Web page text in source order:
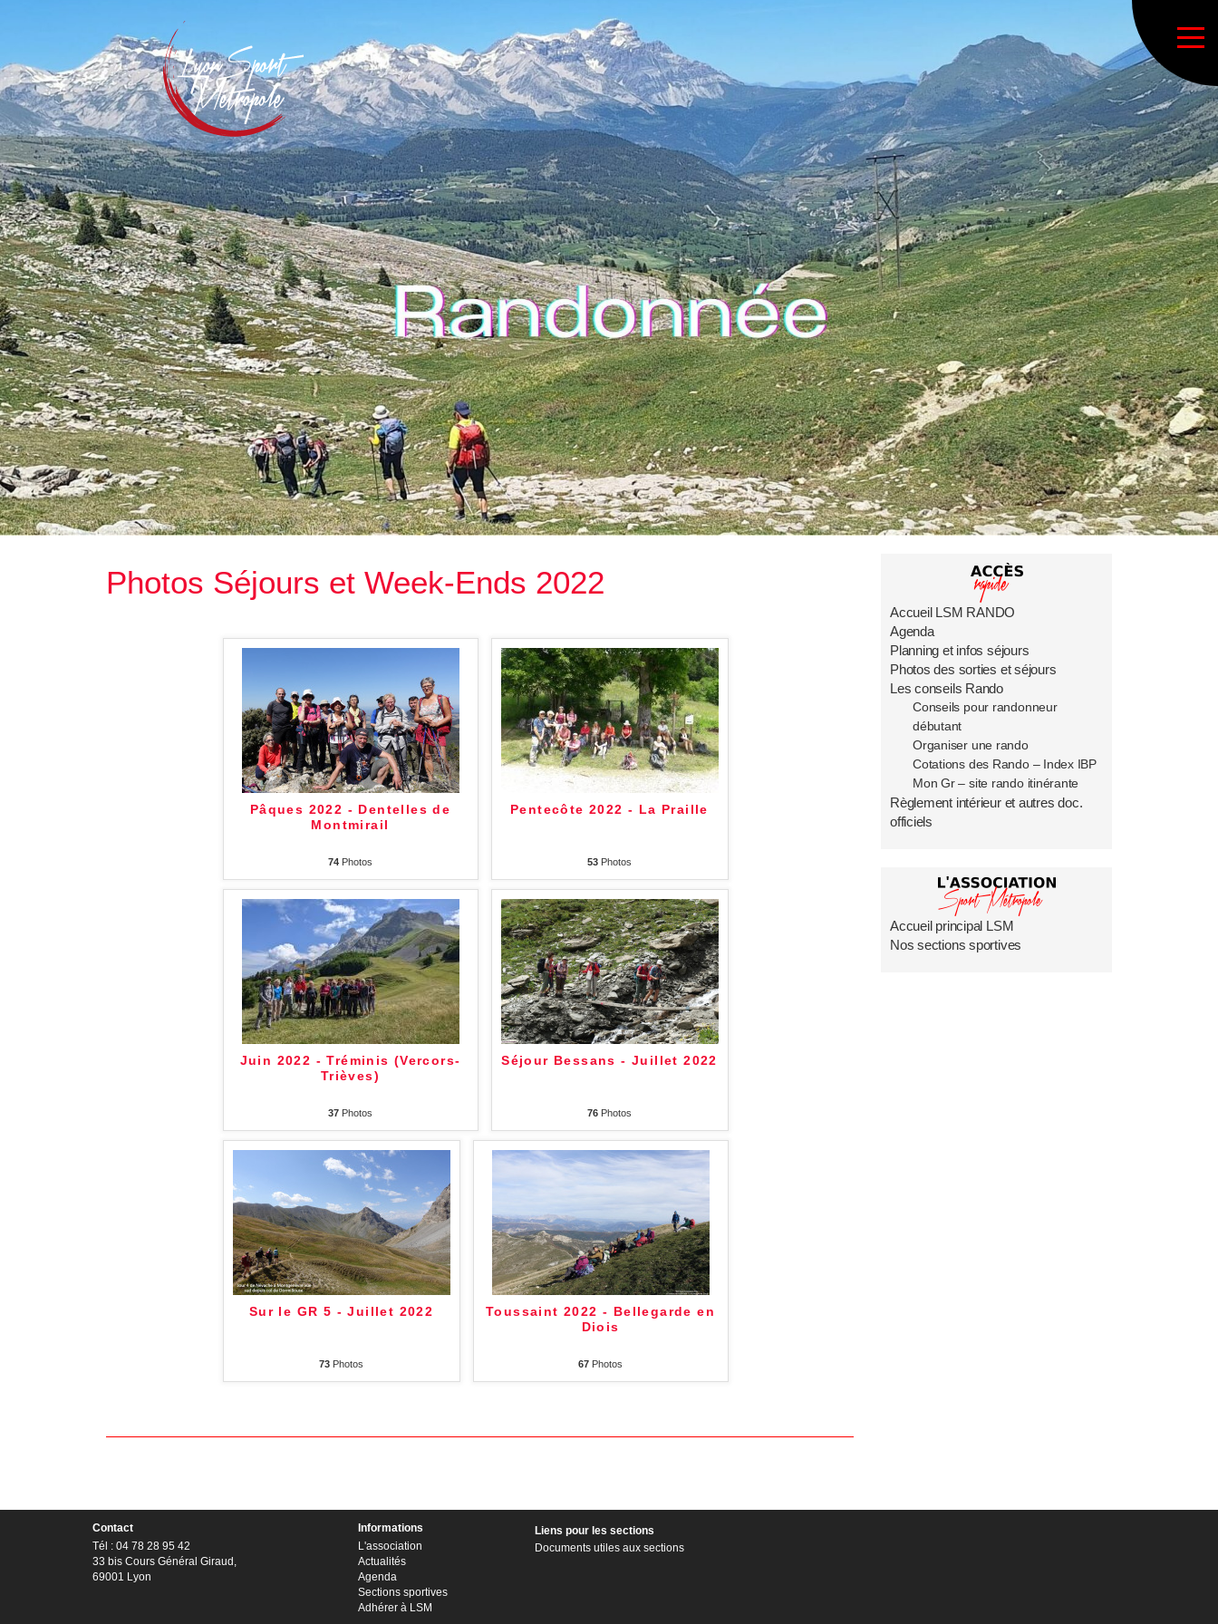
Accueil LSM RANDO
Agenda
Planning et infos séjours
Photos des sorties et séjours
Les conseils Rando
Conseils pour randonneur débutant
Organiser une rando
Cotations des Rando – Index IBP
Mon Gr – site rando itinérante
Règlement intérieur et autres doc. officiels
Accueil principal LSM
Nos sections sportives
Photos Séjours et Week-Ends 2022
Pâques 2022 - Dentelles de
Montmirail
74 Photos
Pentecôte 2022 - La Praille
53 Photos
Juin 2022 - Tréminis (Vercors-
Trièves)
37 Photos
Séjour Bessans - Juillet 2022
76 Photos
Sur le GR 5 - Juillet 2022
73 Photos
Toussaint 2022 - Bellegarde en
Diois
67 Photos
Accueil LSM RANDO
Agenda
Planning et infos séjours
Photos des sorties et séjours
Les conseils Rando
Conseils pour randonneur
débutant
Organiser une rando
Cotations des Rando – Index IBP
Mon Gr – site rando itinérante
Règlement intérieur et autres doc.
officiels
Accueil principal LSM
Nos sections sportives
Contact
Tél : 04 78 28 95 42
33 bis Cours Général Giraud,
69001 Lyon
Informations
L'association
Actualités
Agenda
Sections sportives
Adhérer à LSM
Liens pour les sections
Documents utiles aux sections